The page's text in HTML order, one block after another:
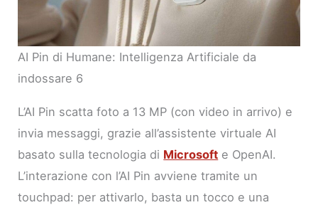
AI Pin di Humane: Intelligenza Artificiale da
indossare 6
L’AI Pin scatta foto a 13 MP (con video in arrivo) e
invia messaggi, grazie all’assistente virtuale AI
basato sulla tecnologia di Microsoft e OpenAI.
L’interazione con l’AI Pin avviene tramite un
touchpad: per attivarlo, basta un tocco e una